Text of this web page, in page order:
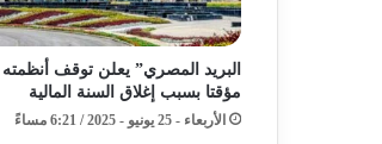
البريد المصري” يعلن توقف أنظمته
مؤقتا بسبب إغلاق السنة المالية
الأربعاء - 25 يونيو - 2025 / 6:21 مساءً